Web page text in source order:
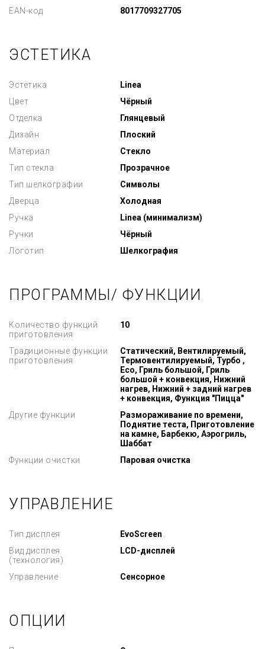
EAN-код
8017709327705
ЭСТЕТИКА
Эстетика
Linea
Цвет
Чёрный
Отделка
Глянцевый
Дизайн
Плоский
Материал
Стекло
Тип стекла
Прозрачное
Тип шелкографии
Символы
Дверца
Холодная
Ручка
Linea (минимализм)
Ручки
Чёрный
Логотип
Шелкография
ПРОГРАММЫ/ ФУНКЦИИ
Количество функций
приготовления
10
Традиционные функции
приготовления
Статический, Вентилируемый,
Термовентилируемый, Турбо ,
Eco, Гриль большой, Гриль
большой + конвекция, Нижний
нагрев, Нижний + задний нагрев
+ конвекция, Функция "Пицца"
Другие функции
Размораживание по времени,
Поднятие теста, Приготовление
на камне, Барбекю, Аэрогриль,
Шаббат
Функции очистки
Паровая очистка
УПРАВЛЕНИЕ
Тип дисплея
EvoScreen
Вид дисплея
(технология)
LCD-дисплей
Управление Сенсорное
ОПЦИИ